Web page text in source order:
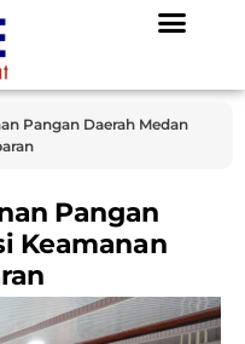
Pangan Daerah Medan
Pangan
Keamanan